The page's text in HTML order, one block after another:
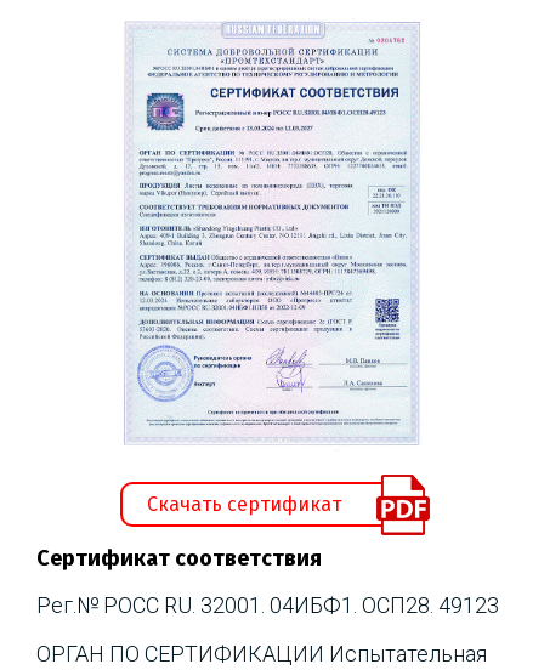
Скачать сертификат
Сертификат соответствия
Рег.№ РОСС RU. 32001. 04ИБФ1. ОСП28. 49123
ОРГАН ПО СЕРТИФИКАЦИИ Испытательная